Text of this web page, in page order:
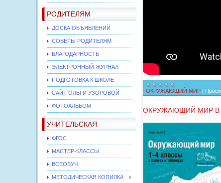
РОДИТЕЛЯМ
ДОСКА ОБЪЯВЛЕНИЙ
СОВЕТЫ РОДИТЕЛЯМ
БЛАГОДАРНОСТЬ
ЭЛЕКТРОННЫЙ ЖУРНАЛ
ПОДГОТОВКА К ШКОЛЕ
САЙТ ОЛЬГИ УЗОРОВОЙ
ФОТОАЛЬБОМ
УЧИТЕЛЬСКАЯ
ФГОС
МАСТЕР-КЛАССЫ
ВСЕОБУЧ
МЕТОДИЧЕСКАЯ КОПИЛКА
ОКРУЖАЮЩИЙ МИР |
ОКРУЖАЮЩИЙ МИР В